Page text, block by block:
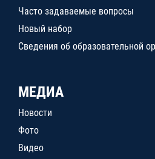
Часто задаваемые вопросы
Новый набор
Сведения об образовательной
МЕДИА
Новости
Фото
Видео